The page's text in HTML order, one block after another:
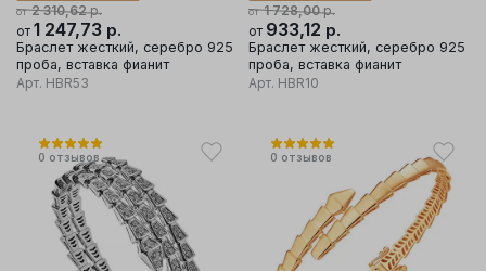
от 2 310,62р.
от 1 247,73 р.
Браслет жесткий, серебро 925
проба, вставка фианит
Арт. HBR53
от 1 728,00р.
от 933,12 р.
Браслет жесткий, серебро 925
проба, вставка фианит
Арт. HBR10
0 отзывов 0 отзывов